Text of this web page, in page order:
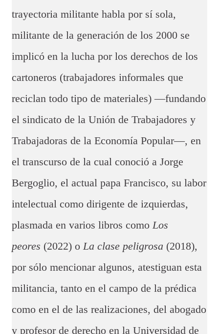
trayectoria militante habla por sí sola,
militante de la generación de los 2000 se
implicó en la lucha por los derechos de los
cartoneros (trabajadores informales que
reciclan todo tipo de materiales) —fundando
el sindicato de la Unión de Trabajadores y
Trabajadoras de la Economía Popular—, en
el transcurso de la cual conoció a Jorge
Bergoglio, el actual papa Francisco, su labor
intelectual como dirigente de izquierdas,
plasmada en varios libros como Los
peores (2022) o La clase peligrosa (2018),
por sólo mencionar algunos, atestiguan esta
militancia, tanto en el campo de la prédica
como en el de las realizaciones, del abogado
y profesor de derecho en la Universidad de